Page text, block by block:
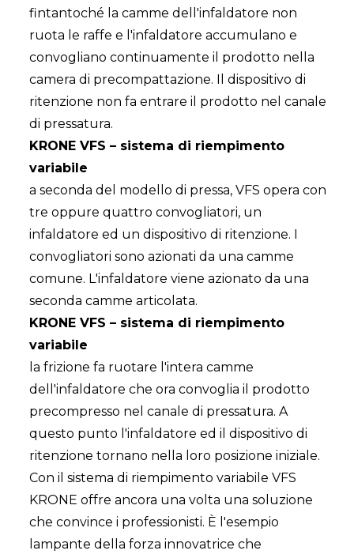
fintantoché la camme dell'infaldatore non
ruota le raffe e l'infaldatore accumulano e
convogliano continuamente il prodotto nella
camera di precompattazione. Il dispositivo di
ritenzione non fa entrare il prodotto nel canale
di pressatura.
KRONE VFS – sistema di riempimento
variabile
a seconda del modello di pressa, VFS opera con
tre oppure quattro convogliatori, un
infaldatore ed un dispositivo di ritenzione. I
convogliatori sono azionati da una camme
comune. L'infaldatore viene azionato da una
seconda camme articolata.
KRONE VFS – sistema di riempimento
variabile
la frizione fa ruotare l'intera camme
dell'infaldatore che ora convoglia il prodotto
precompresso nel canale di pressatura. A
questo punto l'infaldatore ed il dispositivo di
ritenzione tornano nella loro posizione iniziale.
Con il sistema di riempimento variabile VFS
KRONE offre ancora una volta una soluzione
che convince i professionisti. È l'esempio
lampante della forza innovatrice che